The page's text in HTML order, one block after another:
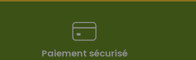
Paiement sécurisé